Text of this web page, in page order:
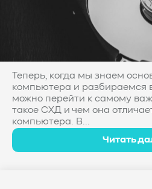
Теперь, когда мы знаем
компьютера и разбираемся
можно перейти к самому
такое СХД и чем она
компьютера. В...
Читать